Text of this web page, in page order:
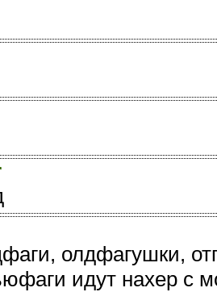
олдфагушки,
идут нахер с